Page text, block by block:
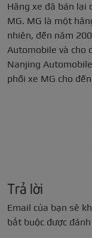
Hãng xe đã bán lại
MG. MG là một
nhiên, đến năm
Automobile và cho
Nanjing
phối xe MG cho
Trả lời
Email của bạn sẽ
bắt buộc được